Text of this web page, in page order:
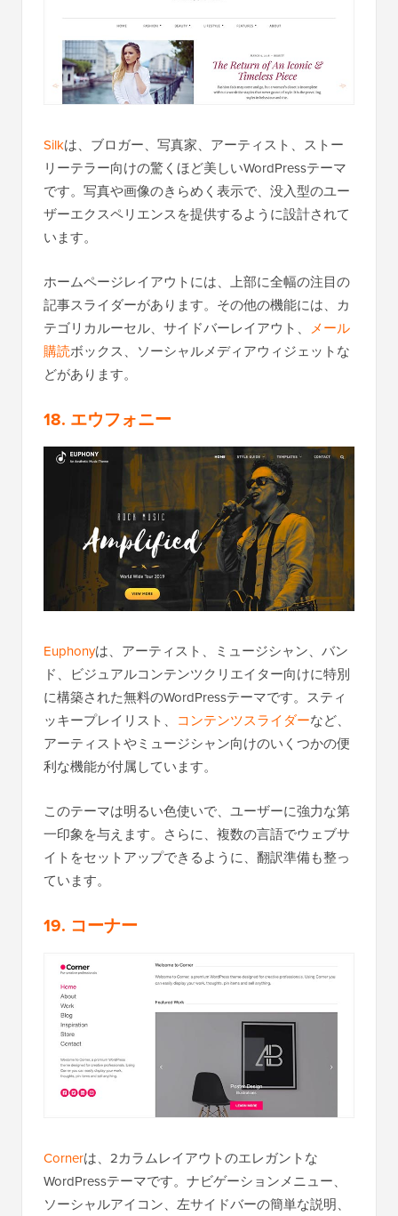
Silkは、ブロガー、写真家、アーティスト、ストー
リーテラー向けの驚くほど美しいWordPressテーマ
です。写真や画像のきらめく表示で、没入型のユー
ザーエクスペリエンスを提供するように設計されて
います。
ホームページレイアウトには、上部に全幅の注目の
記事スライダーがあります。その他の機能には、カ
テゴリカルーセル、サイドバーレイアウト、 メール
購読ボックス、ソーシャルメディアウィジェットな
どがあります。
18. エウフォニー
Euphonyは、アーティスト、ミュージシャン、バン
ド、ビジュアルコンテンツクリエイター向けに特別
に構築された無料のWordPressテーマです。スティ
ッキープレイリスト、 コンテンツスライダーなど、
アーティストやミュージシャン向けのいくつかの便
利な機能が付属しています。
このテーマは明るい色使いで、ユーザーに強力な第
一印象を与えます。さらに、複数の言語でウェブサ
イトをセットアップできるように、翻訳準備も整っ
ています。
19. コーナー
Cornerは、2カラムレイアウトのエレガントな
WordPressテーマです。ナビゲーションメニュー、
ソーシャルアイコン、左サイドバーの簡単な説明、